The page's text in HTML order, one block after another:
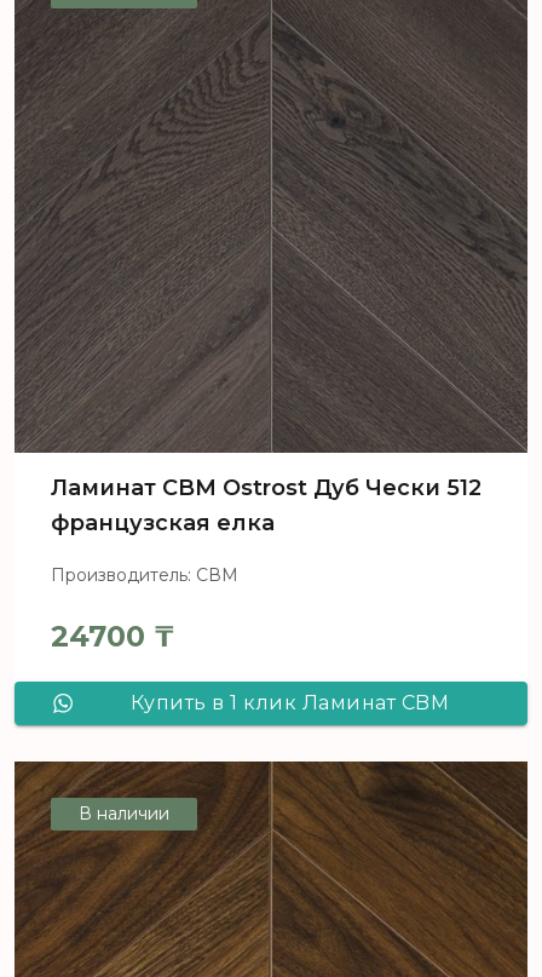
Ламинат CBM Ostrost Дуб Чески 512
французская елка
Производитель: СВМ
24700 ₸
Купить в 1 клик Ламинат CBM
елка
В наличии